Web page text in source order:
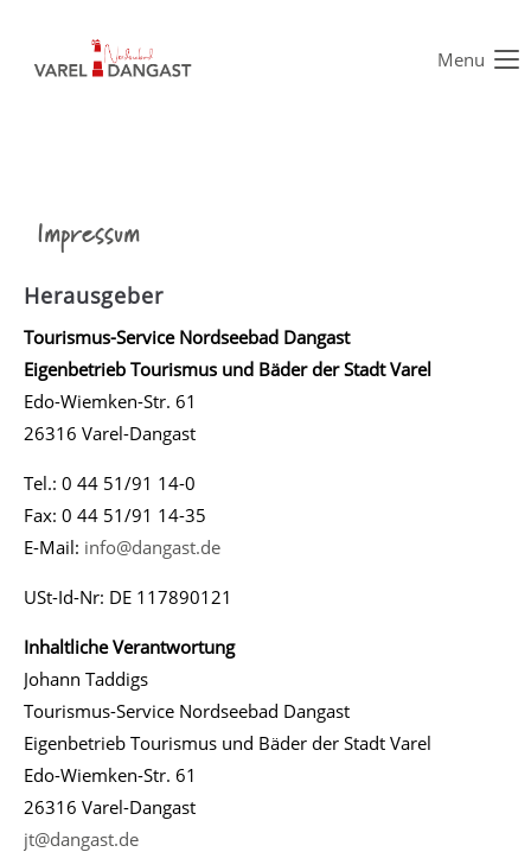
Der Eintrag "offcanvas-col1" existiert leider nicht.
Der Eintrag "offcanvas-col3" existiert leider nicht.
Der Eintrag "offcanvas-col4" existiert leider nicht.
Menu
Impressum
Herausgeber
Tourismus-Service Nordseebad Dangast
Eigenbetrieb Tourismus und Bäder der Stadt Varel
Edo-Wiemken-Str. 61
26316 Varel-Dangast
Tel.: 0 44 51/91 14-0
Fax: 0 44 51/91 14-35
E-Mail: info@dangast.de
USt-Id-Nr: DE 117890121
Inhaltliche Verantwortung
Johann Taddigs
Tourismus-Service Nordseebad Dangast
Eigenbetrieb Tourismus und Bäder der Stadt Varel
Edo-Wiemken-Str. 61
26316 Varel-Dangast
jt@dangast.de